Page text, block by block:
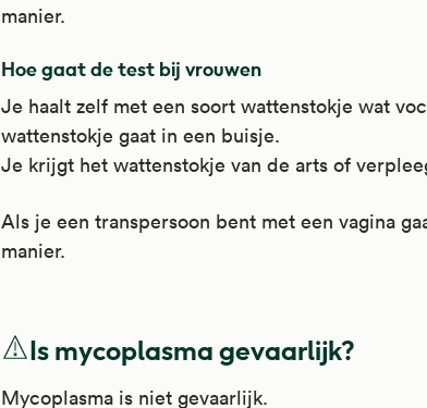
manier.
Hoe gaat de test bij vrouwen
Je haalt zelf met een soort wattenstokje wat
wattenstokje gaat in een buisje.
Je krijgt het wattenstokje van de arts of
Als je een transpersoon bent met een vagina
manier.
Is mycoplasma gevaarlijk?
Mycoplasma is niet gevaarlijk.